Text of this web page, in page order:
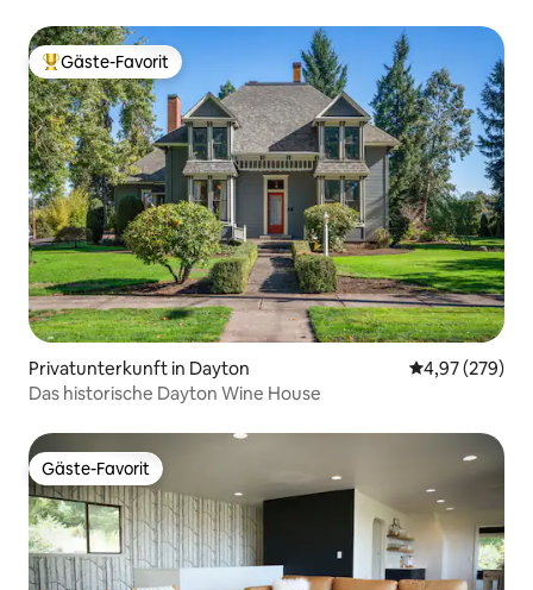
Beliebter Gäste-Favorit.
Gäste-Favorit
Privatunterkunft in Dayton
4,97 (279)
Das historische Dayton Wine House
Gäste-Favorit
Gäste-Favorit